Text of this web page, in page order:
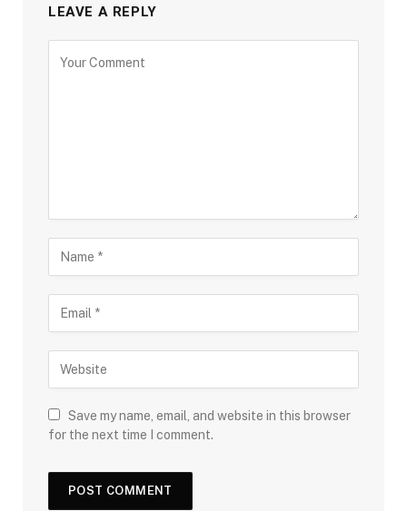
LEAVE A REPLY
Save my name, email, and website in this browser
for the next time I comment.